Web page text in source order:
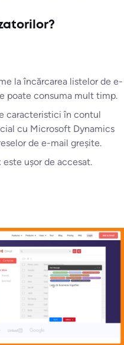
la încărcarea listelor de e-
poate consuma mult timp.
caracteristici în contul
cu Microsoft Dynamics
de e-mail greșite.
ușor de accesat.